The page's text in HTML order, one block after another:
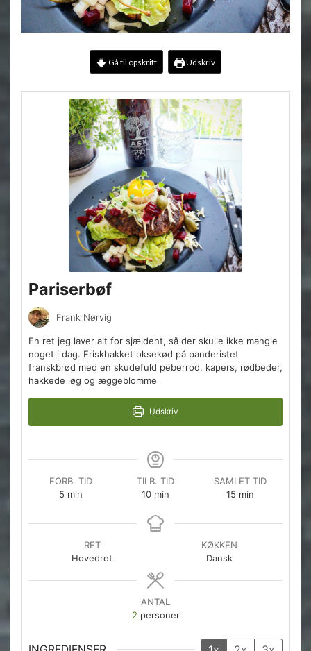
Gå til opskrift Udskriv
Pariserbøf
Frank Nørvig
En ret jeg laver alt for sjældent, så der skulle ikke mangle
noget i dag. Friskhakket oksekød på panderistet
franskbrød med en skudefuld peberrod, kapers, rødbeder,
hakkede løg og æggeblomme
Udskriv
FORB. TID
5 minutter
min
TILB. TID
10minutter
min
SAMLET TID
15 minutter
min
RET
Hovedret
KØKKEN
Dansk
ANTAL
2 personer